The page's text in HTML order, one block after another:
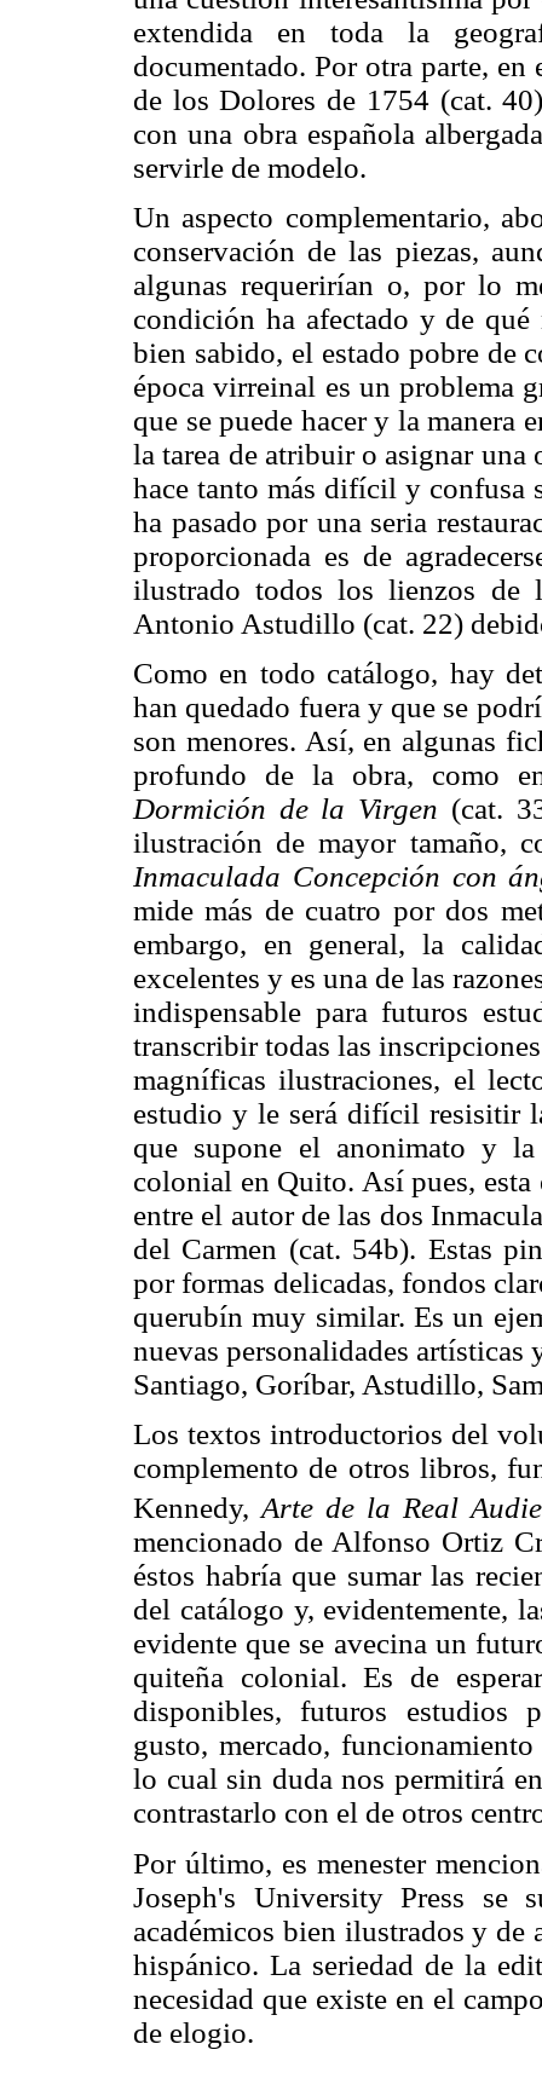
extendida en toda la
documentado. Por otra parte,
de los Dolores de 1754 (cat.
con una obra española
servirle de modelo.
Un aspecto complementario,
conservación de las piezas,
algunas requerirían o, por lo
condición ha afectado y de
bien sabido, el estado pobre de
época virreinal es un problema
que se puede hacer y la manera
la tarea de atribuir o asignar
hace tanto más difícil y confusa
ha pasado por una seria
proporcionada es de
ilustrado todos los lienzos de
Antonio Astudillo (cat. 22)
Como en todo catálogo, hay
han quedado fuera y que se
son menores. Así, en algunas
profundo de la obra, como
Dormición de la Virgen (cat.
ilustración de mayor tamaño,
Inmaculada Concepción con
mide más de cuatro por dos
embargo, en general, la
excelentes y es una de las
indispensable para futuros
transcribir todas las
magníficas ilustraciones, el
estudio y le será difícil resisitir
que supone el anonimato y
colonial en Quito. Así pues,
entre el autor de las dos
del Carmen (cat. 54b). Estas
por formas delicadas, fondos
querubín muy similar. Es un
nuevas personalidades artísticas
Santiago, Goríbar, Astudillo,
Los textos introductorios del
complemento de otros libros,
Kennedy, Arte de la Real
mencionado de Alfonso Ortiz
éstos habría que sumar las
del catálogo y, evidentemente,
eviden­te que se avecina un
quiteña colonial. Es de
disponibles, futuros estudios
gusto, mercado,
lo cual sin duda nos permitirá
contrastarlo con el de otros
Por último, es menester
Joseph's University Press se
académicos bien ilustrados y de
hispánico. La seriedad de la
necesidad que existe en el
de elogio.